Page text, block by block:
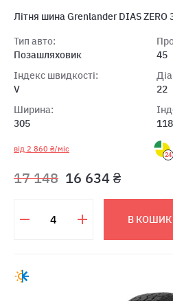
Літня шина Grenlander DIAS ZERO
Тип авто:
Позашляховик
Індекс швидкості:
V
Ширина:
305
45
22
118
від 2 860 ₴/міс
24
17 148 16 634 ₴
В КОШИК